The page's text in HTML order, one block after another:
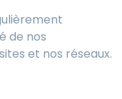
de nos
et nos réseaux.